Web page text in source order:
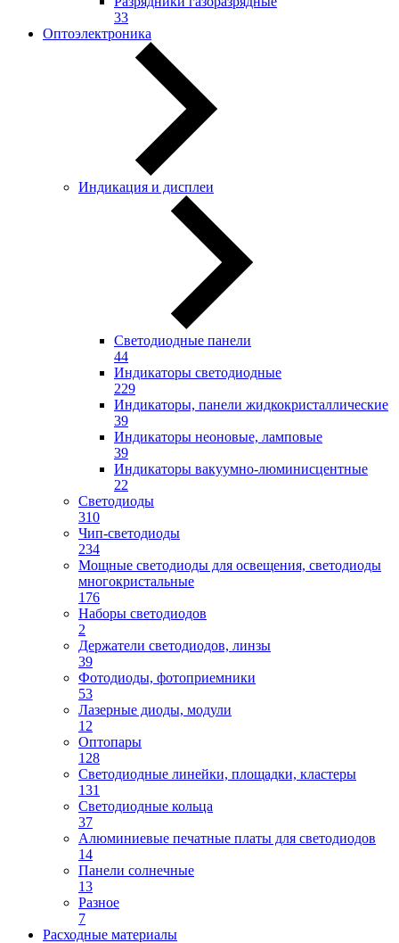
33
Оптоэлектроника
Индикация и дисплеи
Светодиодные панели
44
Индикаторы светодиодные
229
Индикаторы, панели жидкокристаллические
39
Индикаторы неоновые, ламповые
39
Индикаторы вакуумно-люминисцентные
22
Светодиоды
310
Чип-светодиоды
234
Мощные светодиоды для освещения, светодиоды
многокристальные
176
Наборы светодиодов
2
Держатели светодиодов, линзы
39
Фотодиоды, фотоприемники
53
Лазерные диоды, модули
12
Оптопары
128
Светодиодные линейки, площадки, кластеры
131
Светодиодные кольца
37
Алюминиевые печатные платы для светодиодов
14
Панели солнечные
13
Разное
7
Расходные материалы